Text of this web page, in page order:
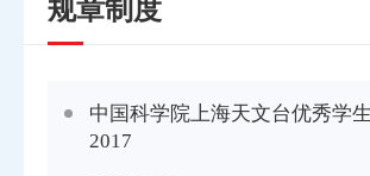
规章制度
中国科学院上海天文台优秀学
2017